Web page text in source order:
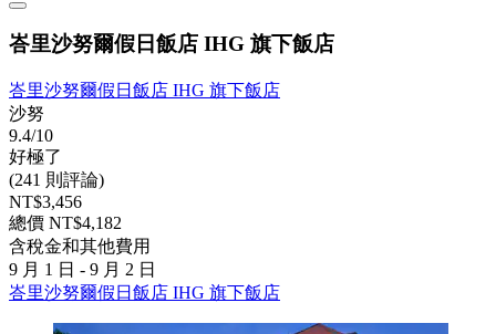
峇里沙努爾假日飯店 IHG 旗下飯店
峇里沙努爾假日飯店 IHG 旗下飯店
沙努
9.4/10
好極了
(241 則評論)
NT$3,456
總價 NT$4,182
含稅金和其他費用
9 月 1 日 - 9 月 2 日
峇里沙努爾假日飯店 IHG 旗下飯店